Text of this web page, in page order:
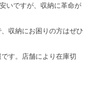
いですが、収納に革命が
収納にお困りの方はぜひ
す。店舗により在庫切